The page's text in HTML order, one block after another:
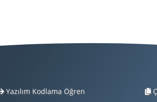
Yazılım Kodlama Öğren